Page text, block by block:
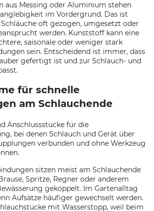
aus Messing oder Aluminium stehen
im Vordergrund. Das ist
oft gezogen, umgesetzt oder
werden. Kunststoff kann eine
saisonale oder weniger stark
sein. Entscheidend ist immer, dass
gefertigt ist und zur Schlauch- und
für schnelle
am Schlauchende
Anschlussstücke für die
bei denen Schlauch und Gerät über
verbunden und ohne Werkzeug
sitzen meist am Schlauchende
Spritze, Regner oder anderem
gekoppelt. Im Gartenalltag
Aufsätze häufiger gewechselt werden.
mit Wasserstopp, weil beim